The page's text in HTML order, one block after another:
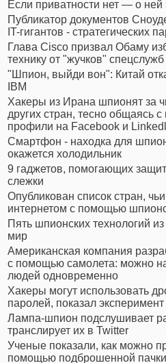
Если приватности нет — о ней
Публикатор документов
IT-гигантов -
Глава Cisco призвал Обаму
технику от "жучков" спецслужб
"Шпион, выйди вон": Китай
IBM
Хакеры из Ирана шпионят за
других стран, тесно общаясь
профили на Facebook и
Cмартфон - находка для
окажется холодильник
9 гаджетов, помогающих
слежки
Опубликован список стран,
интернетом с помощью
Пять шпионских технологий
мир
Американская компания
с помощью самолета: можно
людей одновременно
Хакеры могут использовать
паролей, показал эксперимент
Лампа-шпион подслушивает
транслирует их в Twitter
Ученые показали, как можно
помощью подброшенной